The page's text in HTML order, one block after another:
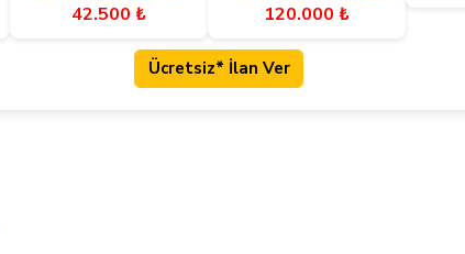
42.500 ₺ 120.000 ₺
Ücretsiz* İlan Ver